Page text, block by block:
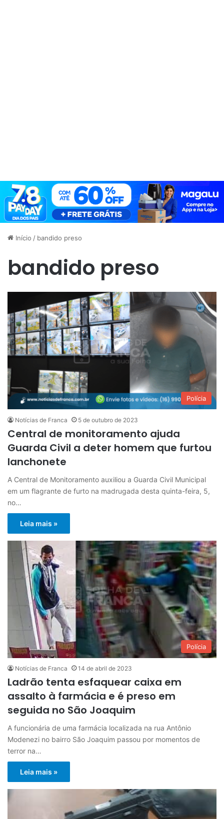
Início / bandido preso
bandido preso
Polícia
Notícias de Franca 5 de outubro de 2023
Central de monitoramento ajuda
Guarda Civil a deter homem que furtou
lanchonete
A Central de Monitoramento auxiliou a Guarda Civil Municipal
em um flagrante de furto na madrugada desta quinta-feira, 5,
no…
Leia mais »
Polícia
Notícias de Franca 14 de abril de 2023
Ladrão tenta esfaquear caixa em
assalto à farmácia e é preso em
seguida no São Joaquim
A funcionária de uma farmácia localizada na rua Antônio
Modenezi no bairro São Joaquim passou por momentos de
terror na…
Leia mais »